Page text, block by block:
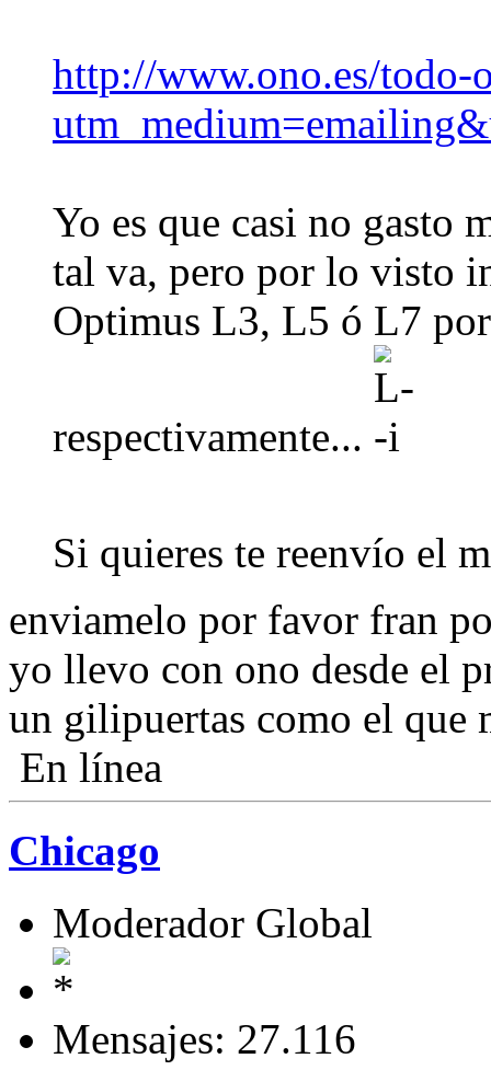
http://www.ono.es/todo-
Yo es que casi no gasto
tal va, pero por lo visto
Optimus L3, L5 ó L7
respectivamente...
Si quieres te reenvío el
enviamelo por favor fran
yo llevo con ono desde el
un gilipuertas como el que
En línea
Chicago
Moderador Global
Mensajes: 27.116